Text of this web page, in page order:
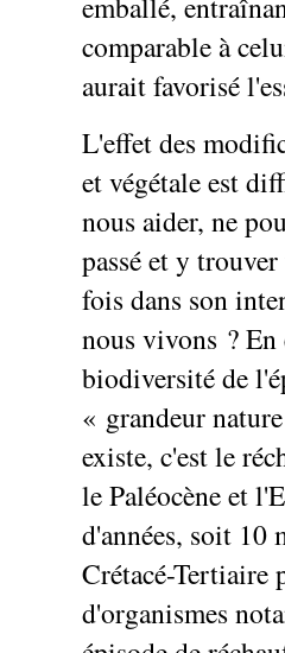
comparable à
aurait favorisé
L'effet des
et végétale est
nous aider, ne
passé et y
fois dans son
nous vivons ? En
biodiversité de
« grandeur
existe, c'est le
le Paléocène et
d'années, soit 10
Crétacé-Tertiaire
d'organismes